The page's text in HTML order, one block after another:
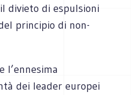
divieto di espulsioni
principio di non-
l’ennesima
dei leader europei